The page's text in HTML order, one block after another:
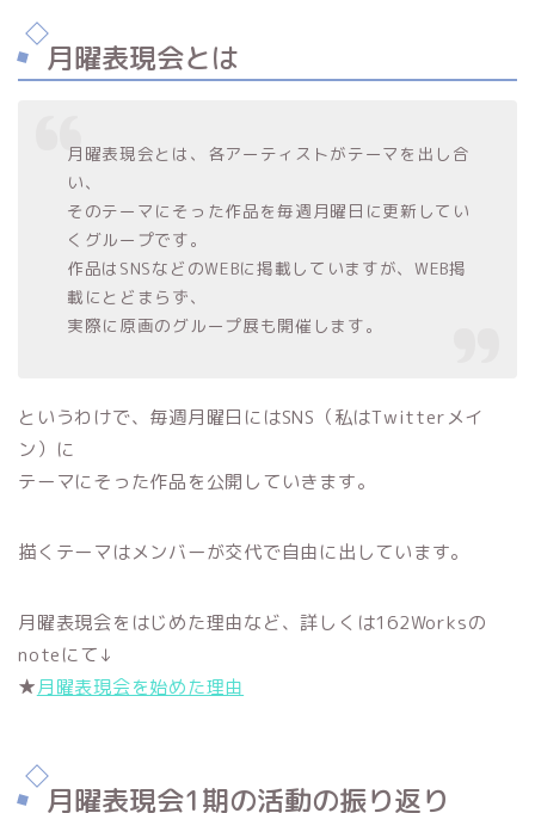
月曜表現会とは
月曜表現会とは、各アーティストがテーマを出し合
い、
そのテーマにそった作品を毎週月曜日に更新してい
くグループです。
作品はSNSなどのWEBに掲載していますが、WEB掲
載にとどまらず、
実際に原画のグループ展も開催します。
というわけで、毎週月曜日にはSNS（私はTwitterメイ
ン）に
テーマにそった作品を公開していきます。
描くテーマはメンバーが交代で自由に出しています。
月曜表現会をはじめた理由など、詳しくは162Worksの
noteにて↓
★月曜表現会を始めた理由
月曜表現会1期の活動の振り返り